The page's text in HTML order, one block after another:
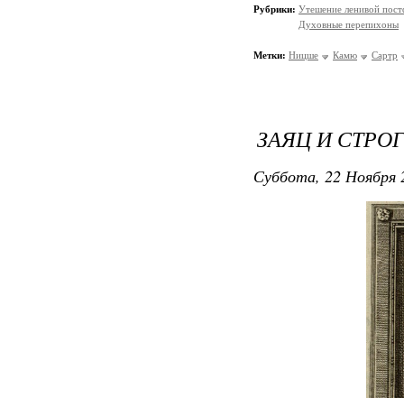
Рубрики: Утешение ленивой
Духовные перепихоны
Метки: Ницше Камю Сартр
ЗАЯЦ И
Суббота, 22 Ноября